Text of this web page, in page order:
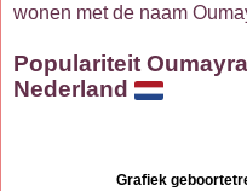
wonen met de naam
Populariteit
Nederland
Grafiek